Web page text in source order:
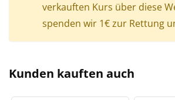
verkauften Kurs über diese
spenden wir 1€ zur Rettung
Kunden kauften auch